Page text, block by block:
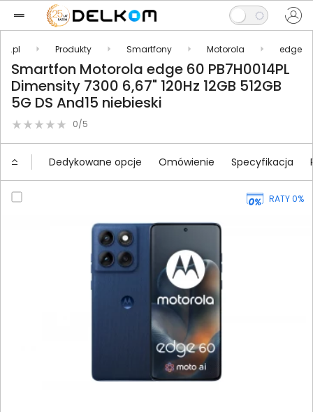
Produkty Smartfony Motorola edge
Smartfon Motorola edge 60 PB7H0014PL
Dimensity 7300 6,67" 120Hz 12GB 512GB
5G DS And15 niebieski
0/5
Dedykowane opcje Omówienie Specyfikacja
RATY 0%